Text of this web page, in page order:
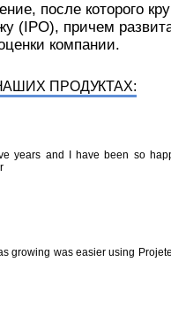
после которого
(IPO), причем
компании.
ПРОДУКТАХ:
years and I have been so
growing was easier using